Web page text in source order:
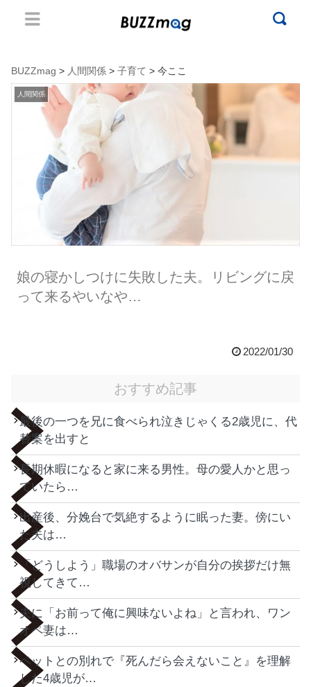
BUZZmag > 人間関係 > 子育て > 今ここ
人間関係
娘の寝かしつけに失敗した夫。リビングに戻
って来るやいなや…
2022/01/30
おすすめ記事
最後の一つを兄に食べられ泣きじゃくる2歳児に、代
替案を出すと
長期休暇になると家に来る男性。母の愛人かと思っ
ていたら…
出産後、分娩台で気絶するように眠った妻。傍にい
た夫は…
「どうしよう」職場のオバサンが自分の挨拶だけ無
視してきて…
夫に「お前って俺に興味ないよね」と言われ、ワン
オペ妻は…
ペットとの別れで『死んだら会えないこと』を理解
した4歳児が…